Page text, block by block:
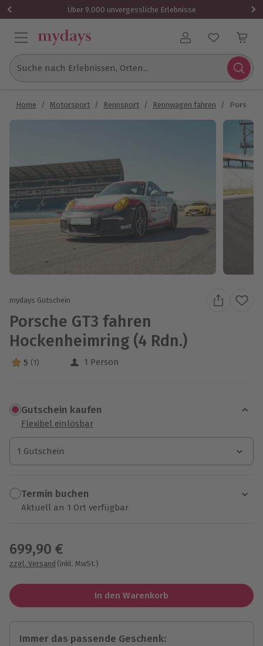
Über 9.000 unvergessliche Erlebnisse
Benutzerkonto
Suche nach Erlebnissen, Orten...
Home / Motorsport / Rennsport / Rennwagen fahren / Porsche
mydays Gutschein
Porsche GT3 fahren
Hockenheimring (4 Rdn.)
5 Sterne von 5 aus 1 Bewertungen
5 (1) 1 Person
Gutschein kaufen
Flexibel einlösbar
1 Gutschein
1 Gutschein
1 Gutschein
Termin buchen
Aktuell an 1 Ort verfügbar
699,90 €
zzgl. Versand (inkl. MwSt.)
In den Warenkorb
Immer das passende Geschenk: